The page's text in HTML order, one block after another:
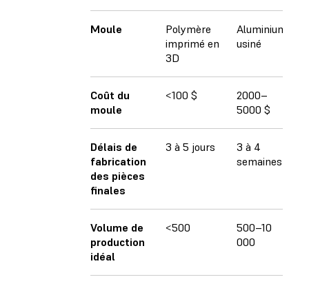
Moule
Polymère
imprimé en
3D
Aluminium
usiné
Coût du
moule
<100 $
2000–
5000 $
Délais de
fabrication
des pièces
finales
3 à 5 jours
3 à 4
semaines
Volume de
production
idéal
<500
500–10
000